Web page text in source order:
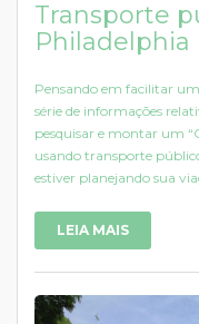
Transporte
Philadelphia
Pensando em facilitar
série de informações
pesquisar e montar um
usando transporte
estiver planejando sua
LEIA MAIS